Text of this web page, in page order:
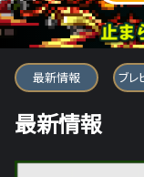
ブレイブ フ
最新情報 ブレ
最新情報